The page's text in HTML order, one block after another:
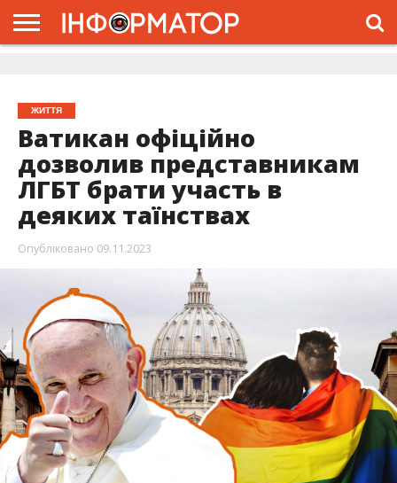
ЖИТТЯ
Ватикан офіційно
дозволив представникам
ЛГБТ брати участь в
деяких таїнствах
Опубліковано 09.11.2023